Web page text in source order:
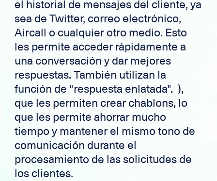
el historial de mensajes del cliente, ya
sea de Twitter, correo electrónico,
Aircall o cualquier otro medio. Esto
les permite acceder rápidamente a
una conversación y dar mejores
respuestas. También utilizan la
función de "respuesta enlatada". ),
que les permiten crear chablons, lo
que les permite ahorrar mucho
tiempo y mantener el mismo tono de
comunicación durante el
procesamiento de las solicitudes de
los clientes.